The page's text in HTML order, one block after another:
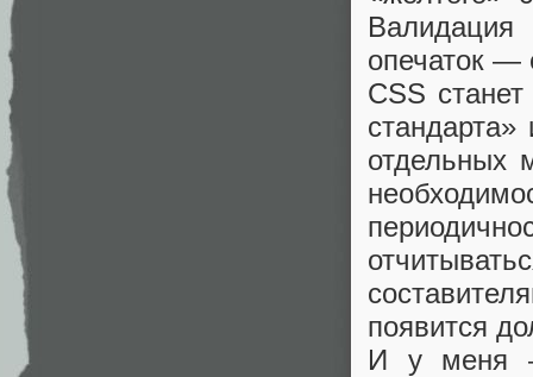
опечаток —
CSS
отдельных
появится
И у меня